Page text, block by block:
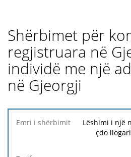
Shërbimet për
regjistruara në
individë me një
në Gjeorgji
Emri i
Lëshimi i një
çdo